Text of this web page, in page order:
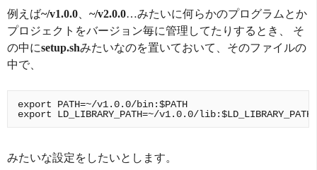
例えば~/v1.0.0 ~/v2.0.0…みたいに何らかのプログラムとか
プロジェクトをバージョン毎に管理してたりするとき、 そ
の中にsetup.shみたいなのを置いておいて、そのファイルの
中で、
export PATH=~/v1.0.0/bin:$PATH
みたいな設定をしたいとします。